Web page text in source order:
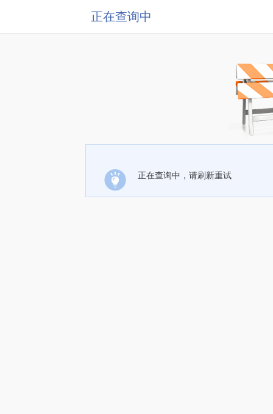
正在查询中
正在查询中，请刷新重试